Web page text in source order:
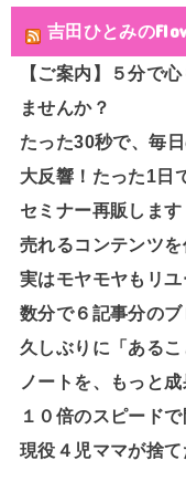
吉田ひとみの
【ご案内】５分で
ませんか？
たった30秒で、毎
大反響！たった1日
セミナー再販します
売れるコンテンツ
実はモヤモヤもリユ
数分で６記事分のブ
久しぶりに「ある
ノートを、もっと
１０倍のスピード
現役４児ママが捨て